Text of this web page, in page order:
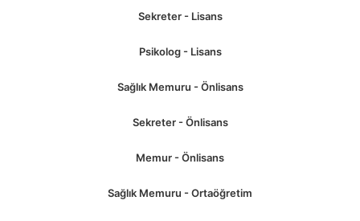
Sekreter - Lisans
Psikolog - Lisans
Sağlık Memuru - Önlisans
Sekreter - Önlisans
Memur - Önlisans
Sağlık Memuru - Ortaöğretim